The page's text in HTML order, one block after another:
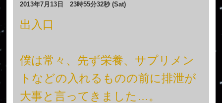
2013年7月13日 23時55分32秒 (Sat)
出入口
僕は常々、先ず栄養、サプリメン
トなどの入れるものの前に排泄が
大事と言ってきました…。